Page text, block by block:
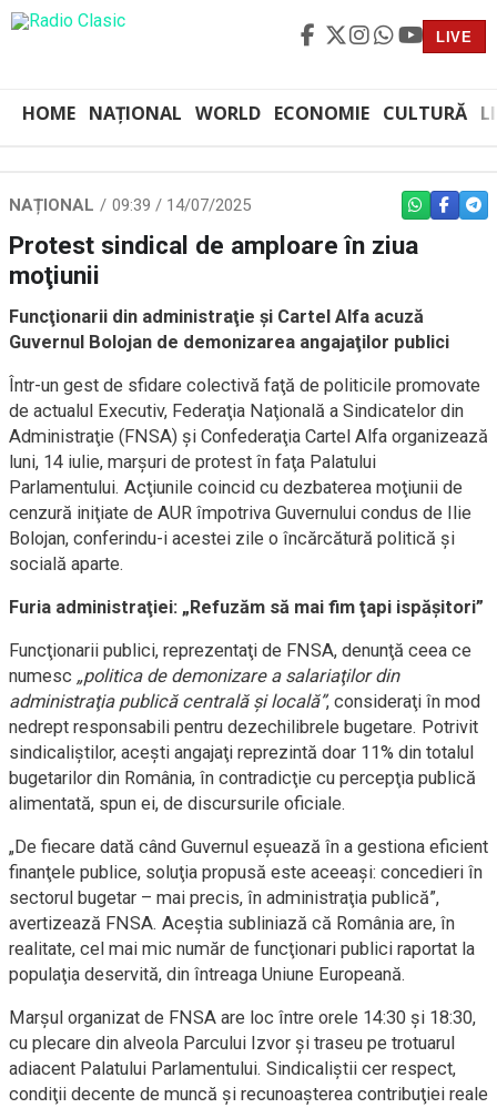
LIVE
HOME NAȚIONAL WORLD ECONOMIE CULTURĂ
NAȚIONAL 09:39 / 14/07/2025 WHATSAPP
Protest sindical de amploare în ziua
moţiunii
Funcţionarii din administraţie şi Cartel Alfa acuză
Guvernul Bolojan de demonizarea angajaţilor publici
Într-un gest de sfidare colectivă faţă de politicile promovate
de actualul Executiv, Federaţia Naţională a Sindicatelor din
Administraţie (FNSA) şi Confederaţia Cartel Alfa organizează
luni, 14 iulie, marşuri de protest în faţa Palatului
Parlamentului. Acţiunile coincid cu dezbaterea moţiunii de
cenzură iniţiate de AUR împotriva Guvernului condus de Ilie
Bolojan, conferindu-i acestei zile o încărcătură politică şi
socială aparte.
Furia administraţiei: „Refuzăm să mai fim ţapi ispăşitori”
Funcţionarii publici, reprezentaţi de FNSA, denunţă ceea ce
numesc „politica de demonizare a salariaţilor din
administraţia publică centrală şi locală”, consideraţi în mod
nedrept responsabili pentru dezechilibrele bugetare. Potrivit
sindicaliştilor, aceşti angajaţi reprezintă doar 11% din totalul
bugetarilor din România, în contradicţie cu percepţia publică
alimentată, spun ei, de discursurile oficiale.
„De fiecare dată când Guvernul eşuează în a gestiona eficient
finanţele publice, soluţia propusă este aceeaşi: concedieri în
sectorul bugetar – mai precis, în administraţia publică”,
avertizează FNSA. Aceştia subliniază că România are, în
realitate, cel mai mic număr de funcţionari publici raportat la
populaţia deservită, din întreaga Uniune Europeană.
Marşul organizat de FNSA are loc între orele 14:30 şi 18:30,
cu plecare din alveola Parcului Izvor şi traseu pe trotuarul
adiacent Palatului Parlamentului. Sindicaliştii cer respect,
condiţii decente de muncă şi recunoaşterea contribuţiei reale